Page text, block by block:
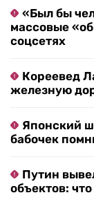
«Был бы
массовые
соцсетях
Кореевед
железную
Японский
бабочек
Путин
объектов: